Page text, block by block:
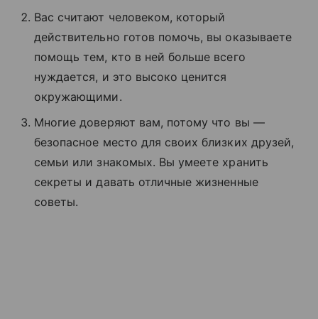
Вас считают человеком, который
действительно готов помочь, вы оказываете
помощь тем, кто в ней больше всего
нуждается, и это высоко ценится
окружающими.
Многие доверяют вам, потому что вы —
безопасное место для своих близких друзей,
семьи или знакомых. Вы умеете хранить
секреты и давать отличные жизненные
советы.